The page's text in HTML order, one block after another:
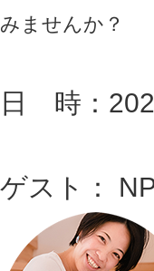
みませんか？
日 時：
ゲスト：